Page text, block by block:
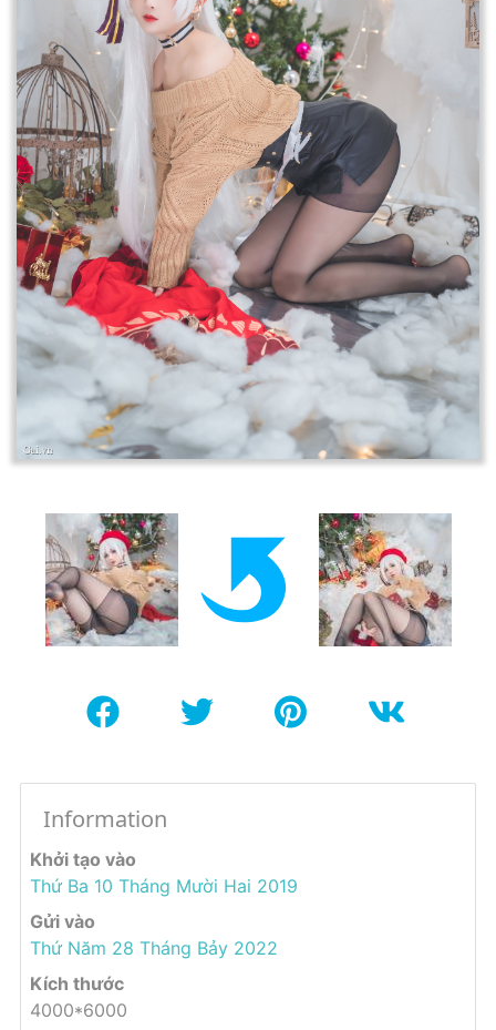
Information
Khởi tạo vào
Thứ Ba 10 Tháng Mười Hai 2019
Gửi vào
Thứ Năm 28 Tháng Bảy 2022
Kích thước
4000*6000